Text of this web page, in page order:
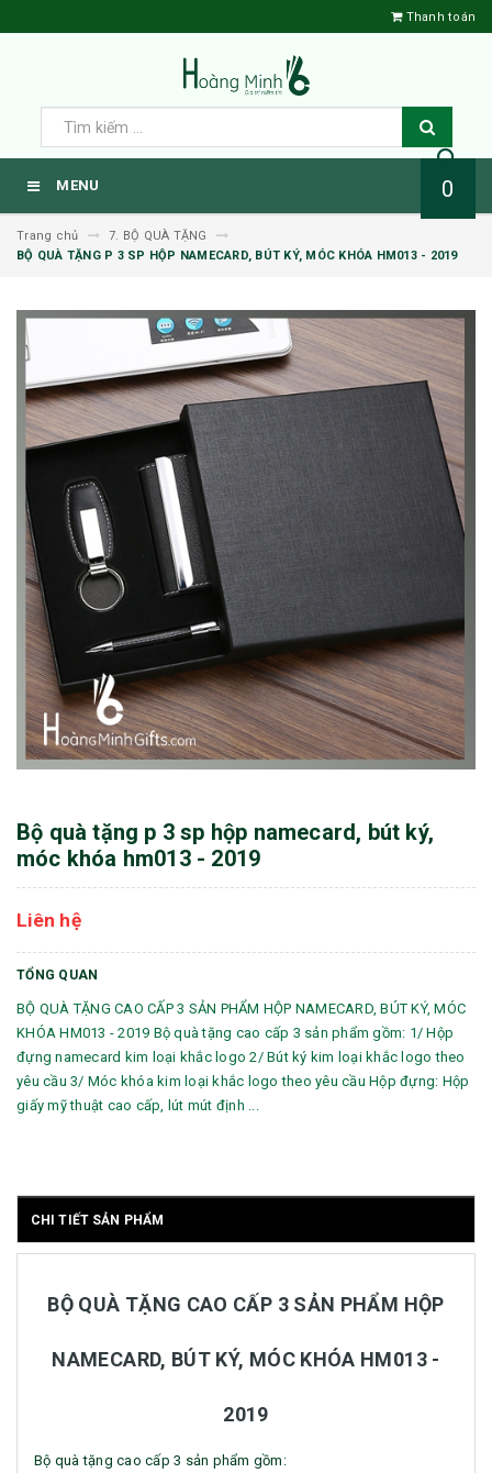
Thanh toán
MENU 0
Trang chủ
7. BỘ QUÀ TẶNG
BỘ QUÀ TẶNG P 3 SP HỘP NAMECARD, BÚT KÝ, MÓC KHÓA HM013 - 2019
Bộ quà tặng p 3 sp hộp namecard, bút ký,
móc khóa hm013 - 2019
Liên hệ
TỔNG QUAN
BỘ QUÀ TẶNG CAO CẤP 3 SẢN PHẨM HỘP NAMECARD, BÚT KÝ, MÓC
KHÓA HM013 - 2019 Bộ quà tặng cao cấp 3 sản phẩm gồm: 1/ Hộp
đựng namecard kim loại khắc logo 2/ Bút ký kim loại khắc logo theo
yêu cầu 3/ Móc khóa kim loại khắc logo theo yêu cầu Hộp đựng: Hộp
giấy mỹ thuật cao cấp, lút mút định ...
CHI TIẾT SẢN PHẨM
BỘ QUÀ TẶNG CAO CẤP 3 SẢN PHẨM HỘP
NAMECARD, BÚT KÝ, MÓC KHÓA HM013 -
2019
Bộ quà tặng cao cấp 3 sản phẩm gồm: